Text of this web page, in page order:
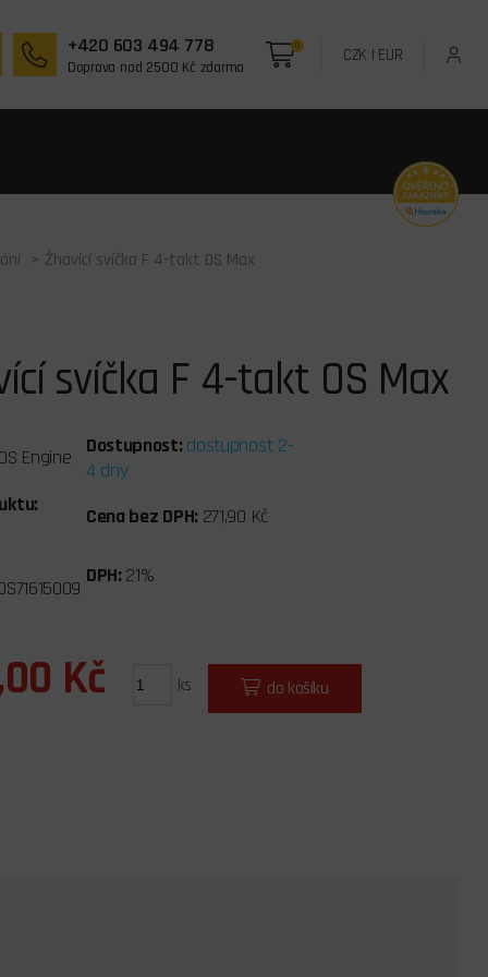
+420 603 494 778
Doprava nad 2500 Kč zdarma
0 CZK | EUR
> Žhavící svíčka F 4-takt OS Max
svíčka F 4-takt OS Max
Engine Dostupnost: dostupnost 2-
4 dny
Cena bez DPH: 271,90 Kč
DPH: 21%
Kč ks do košíku